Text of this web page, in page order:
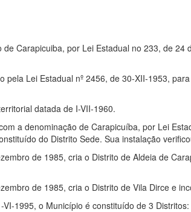
Carapicuiba, por Lei Estadual no 233, de
pela Lei Estadual nº 2456, de 30-XII-1953,
datada de I-VII-1960.
a denominação de Carapicuíba, por Lei
do Distrito Sede. Sua instalação
de 1985, cria o Distrito de Aldeia de
de 1985, cria o Distrito de Vila Dirce e
1995, o Município é constituído de 3